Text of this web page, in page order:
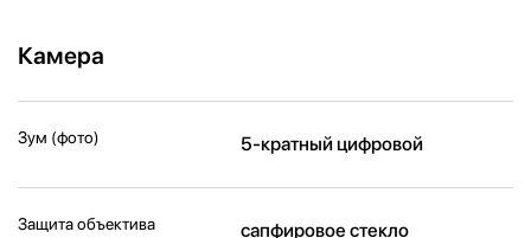
Камера
Зум (фото) 5-кратный цифровой
Защита объектива сапфировое стекло